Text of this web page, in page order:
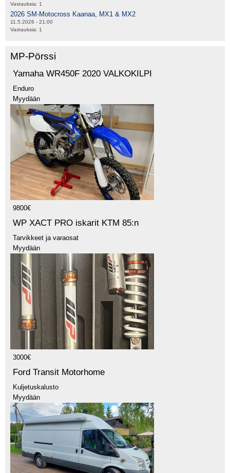
Vastauksia: 1
2026 SM-Motocross Kaanaa, MX1 & MX2
11.5.2026 - 21:00
Vastauksia: 1
MP-Pörssi
Yamaha WR450F 2020 VALKOKILPI
Enduro
Myydään
9800€
WP XACT PRO iskarit KTM 85:n
Tarvikkeet ja varaosat
Myydään
3000€
Ford Transit Motorhome
Kuljetuskalusto
Myydään